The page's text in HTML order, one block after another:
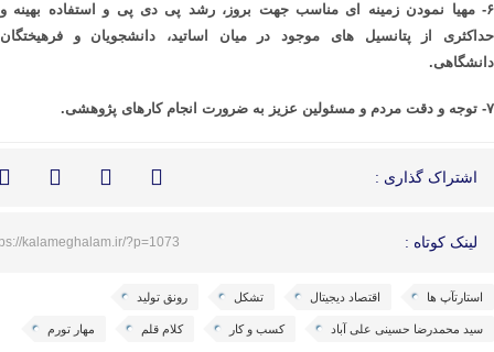
۶- مهیا نمودن زمینه ای مناسب جهت بروز، رشد پی دی پی و استفاده بهینه و
حداکثری از پتانسیل های موجود در میان اساتید، دانشجویان و فرهیختگان
دانشگاهی.
۷- توجه و دقت مردم و مسئولین عزیز به ضرورت انجام کارهای پژوهشی.
اشتراک گذاری :
لینک کوتاه : kalameghalam.ir/?p=1073
استارتآپ ها اقتصاد دیجیتال تشکل رونق تولید
سید محمدرضا حسینی علی آباد کسب و کار کلام قلم مهار تورم